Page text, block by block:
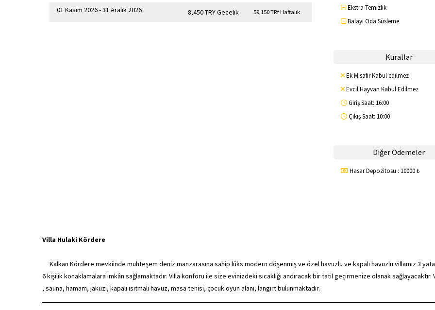
01 Kasım 2026 - 31 Aralık 2026 8,450 TRY Gecelik 59,150 TRY Haftalık
Ekstra Temizlik
Balayı Oda Süsleme
Kurallar
Ek Misafir Kabul edilmez
Evcil Hayvan Kabul Edilmez
Giriş Saat: 16:00
Çıkış Saat: 10:00
Diğer Ödemeler
Hasar Depozitosu : 10000 ₺
Villa Hulaki Kördere
Kalkan Kördere mevkiinde muhteşem deniz manzarasına sahip lüks modern döşenmiş ve özel havuzlu ve kapalı havuzlu villamız 3
6 kişilik konaklamalara imkân sağlamaktadır. Villa konforu ile size evinizdeki sıcaklığı andıracak bir tatil geçirmenize olanak sağlayacaktır.
, sauna, hamam, jakuzi, kapalı ısıtmalı havuz, masa tenisi, çocuk oyun alanı, langırt bulunmaktadır.